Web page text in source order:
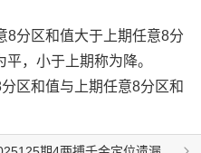
8分区和值大于上期任意8分
，小于上期称为降。
区和值与上期任意8分区和